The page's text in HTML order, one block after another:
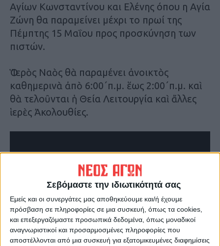
Σεβόμαστε την ιδιωτικότητά σας
Εμείς και οι συνεργάτες μας αποθηκεύουμε και/ή έχουμε
πρόσβαση σε πληροφορίες σε μια συσκευή, όπως τα cookies,
και επεξεργαζόμαστε προσωπικά δεδομένα, όπως μοναδικοί
αναγνωριστικοί και προσαρμοσμένες πληροφορίες που
αποστέλλονται από μια συσκευή για εξατομικευμένες διαφημίσεις
Αγίων Κωνσταντίνου και Ελένης όπου η Αγία
Ζώνη θα παραμείνει μέχρι το πρωί της
Πέμπτης 15 Μαΐου προς προσκύνηση των
πιστών.
Ὁ Ἱερὸς Ναὸς θὰ παραμένει ἀνοικτὸς
καθημερινὰ ἀπὸ 6:00΄π.μ. ἕως 2:00΄π.μ. καὶ
θὰ τελοῦνται ἡ Θεία Λειτουργία καὶ ἄλλες
ἱερὲς Ἀκολουθίες.